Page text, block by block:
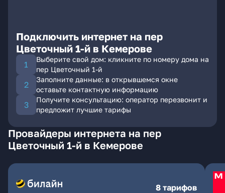
Подключить интернет на пер
Цветочный 1-й в Кемерове
Выберите свой дом: кликните по номеру дома на
пер Цветочный 1-й
Заполните данные: в открывшемся окне
оставьте контактную информацию
Получите консультацию: оператор перезвонит и
предложит лучшие тарифы
Провайдеры интернета на пер
Цветочный 1-й в Кемерове
8 тарифов